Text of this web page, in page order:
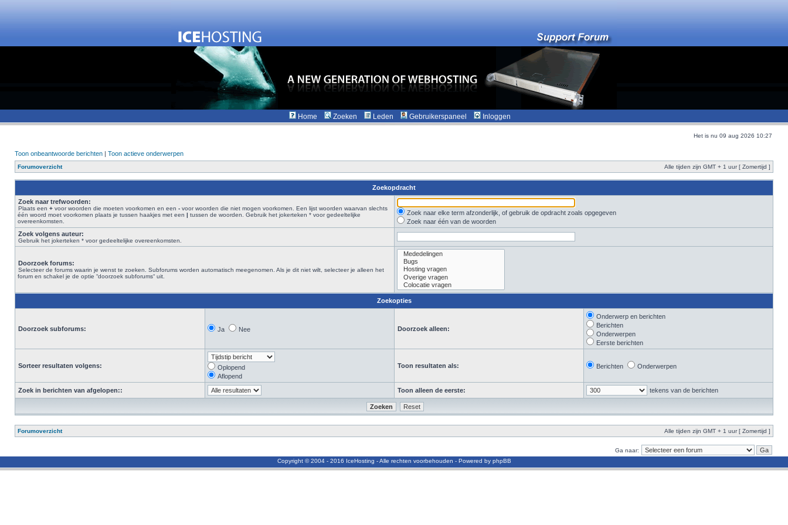
Home Zoeken Leden Gebruikerspaneel Inloggen
Het is nu 09 aug 2026 10:27
Toon onbeantwoorde berichten | Toon actieve onderwerpen
Forumoverzicht Alle tijden zijn GMT + 1 uur [ Zomertijd ]
Zoekopdracht
Zoek naar trefwoorden:
Plaats een + voor woorden die moeten voorkomen en een - voor woorden die niet mogen voorkomen. Een lijst woorden waarvan slechts
één woord moet voorkomen plaats je tussen haakjes met een | tussen de woorden. Gebruik het jokerteken * voor gedeeltelijke
overeenkomsten.
Zoek naar elke term afzonderlijk, of gebruik de opdracht zoals opgegeven
Zoek naar één van de woorden
Zoek volgens auteur:
Gebruik het jokerteken * voor gedeeltelijke overeenkomsten.
Doorzoek forums:
Selecteer de forums waarin je wenst te zoeken. Subforums worden automatisch meegenomen. Als je dit niet wilt, selecteer je alleen het
forum en schakel je de optie “doorzoek subforums“ uit.
Zoekopties
Doorzoek subforums: Ja Nee Doorzoek alleen:
Onderwerp en berichten
Berichten
Onderwerpen
Eerste berichten
Sorteer resultaten volgens:
Oplopend
Aflopend
Toon resultaten als: Berichten Onderwerpen
Zoek in berichten van afgelopen:: Toon alleen de eerste: tekens van de berichten
Forumoverzicht Alle tijden zijn GMT + 1 uur [ Zomertijd ]
Ga naar:
Copyright © 2004 - 2016 IceHosting - Alle rechten voorbehouden - Powered by phpBB